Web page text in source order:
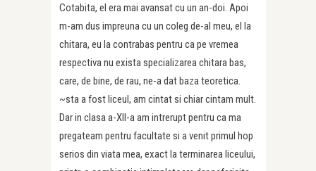
Cotabita, el era mai avansat cu un an-doi. Apoi
m-am dus impreuna cu un coleg de-al meu, el la
chitara, eu la contrabas pentru ca pe vremea
respectiva nu exista specializarea chitara bas,
care, de bine, de rau, ne-a dat baza teoretica.
~sta a fost liceul, am cintat si chiar cintam mult.
Dar in clasa a-XII-a am intrerupt pentru ca ma
pregateam pentru facultate si a venit primul hop
serios din viata mea, exact la terminarea liceului,